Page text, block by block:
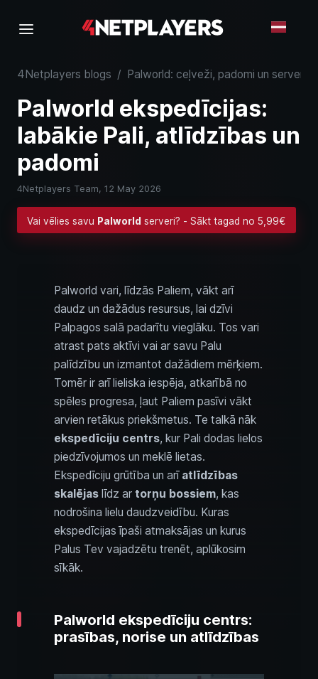
4Netplayers blogs / Palworld: ceļveži, padomi un serveru
Palworld ekspedīcijas:
labākie Pali, atlīdzības un
padomi
4Netplayers Team, 12 May 2026
Vai vēlies savu Palworld serveri? - Sākt tagad no 5,99€
Palworld vari, līdzās Paliem, vākt arī
daudz un dažādus resursus, lai dzīvi
Palpagos salā padarītu vieglāku. Tos vari
atrast pats aktīvi vai ar savu Palu
palīdzību un izmantot dažādiem mērķiem.
Tomēr ir arī lieliska iespēja, atkarībā no
spēles progresa, ļaut Paliem pasīvi vākt
arvien retākus priekšmetus. Te talkā nāk
ekspedīciju centrs, kur Pali dodas lielos
piedzīvojumos un meklē lietas.
Ekspedīciju grūtība un arī atlīdzības
skalējas līdz ar torņu bossiem, kas
nodrošina lielu daudzveidību. Kuras
ekspedīcijas īpaši atmaksājas un kurus
Palus Tev vajadzētu trenēt, aplūkosim
sīkāk.
Palworld ekspedīciju centrs:
prasības, norise un atlīdzības